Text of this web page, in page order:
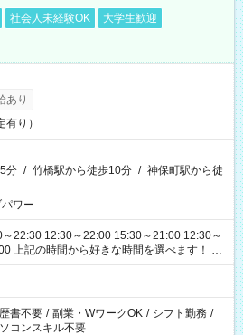
社会人未経験OK
大学生歓迎
あり
り）
分 / 竹橋駅から徒歩10分 / 神保町駅から徒
ワー
～22:30 12:30～22:00 15:30～21:00 12:30～
！ ※
能性があります
書不要 / 副業・WワークOK / シフト勤務 /
コンスキル不要